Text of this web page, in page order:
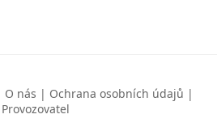
O nás | Ochrana osobních údajů |
Provozovatel